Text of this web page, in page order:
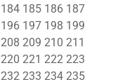
184 185 186 187
196 197 198 199
208 209 210 211
220 221 222 223
232 233 234 235